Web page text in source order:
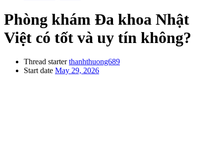
Phòng khám Đa khoa Nhật
Việt có tốt và uy tín không?
Thread starter thanhthuong689
Start date May 29, 2026